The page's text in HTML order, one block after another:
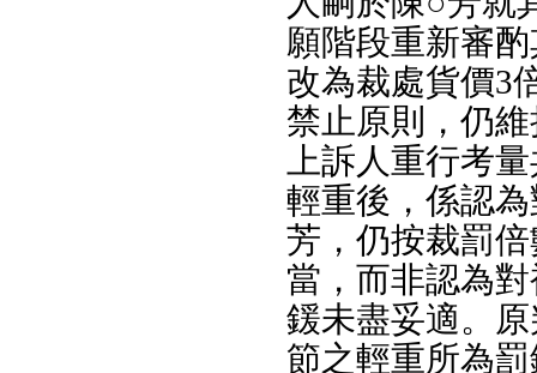
願階段重新審
改為裁處貨價3
禁止原則，仍
上訴人重行考
輕重後，係認
芳，仍按裁罰
當，而非認為
鍰未盡妥適。
節之輕重所為